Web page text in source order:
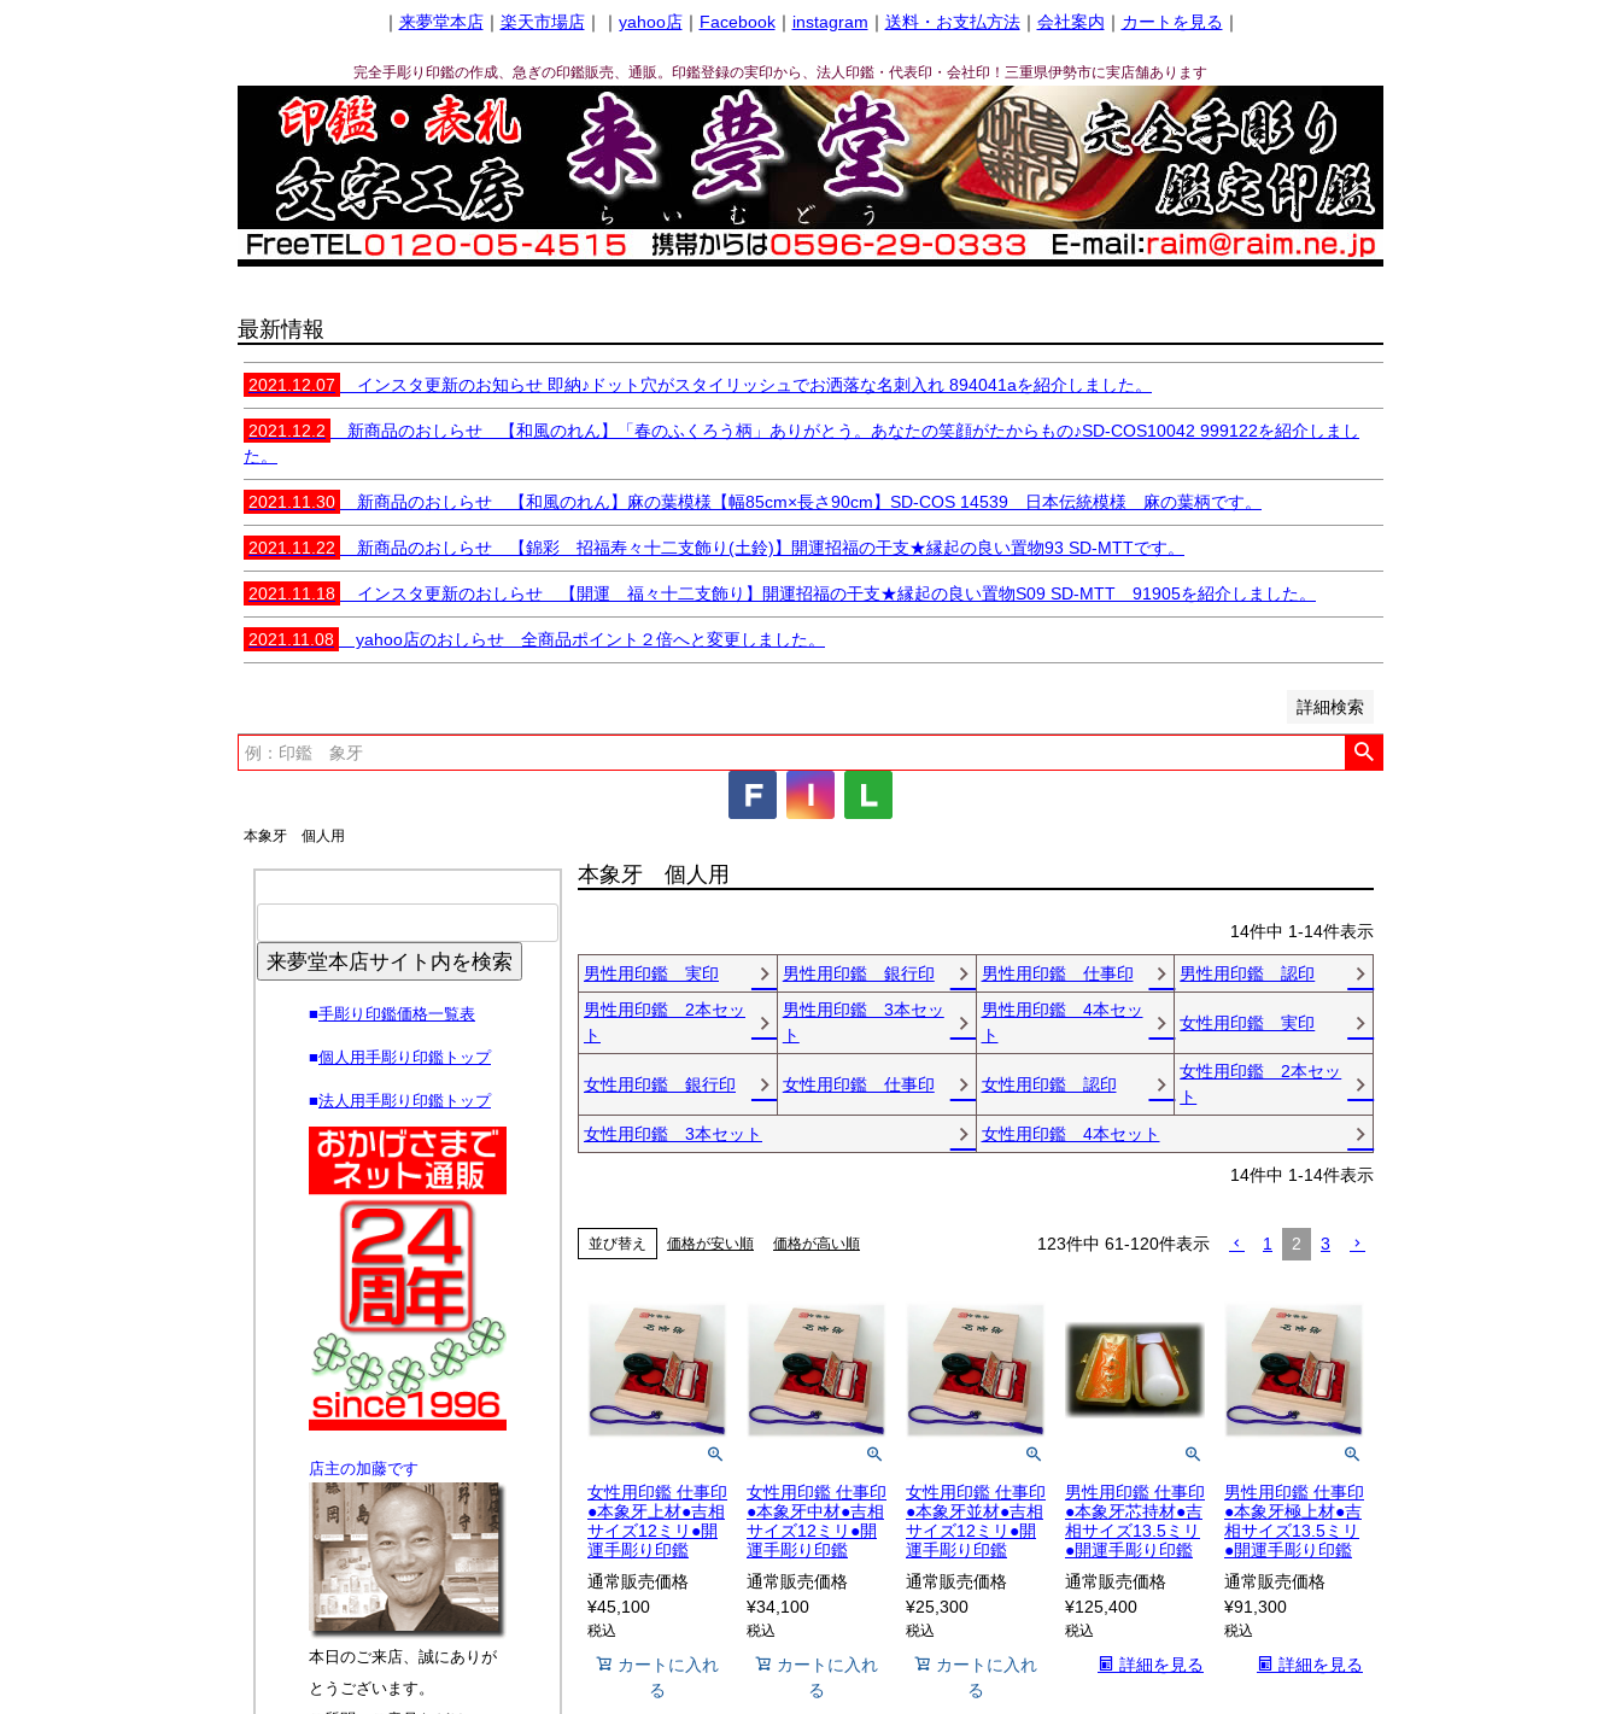
｜ 来夢堂本店｜ 楽天市場店｜｜ yahoo店｜ Facebook｜ instagram ｜ 送料・お支払方法｜ 会社案内 ｜ カートを見る ｜
完全手彫り印鑑の作成、急ぎの印鑑販売、通販。印鑑登録の実印から、法人印鑑・代表印・会社印！三重県伊勢市に実店舗あります
最新情報
2021.12.07 インスタ更新のお知らせ 即納♪ドット穴がスタイリッシュでお洒落な名刺入れ 894041aを紹介しました。
2021.12.2
新商品のおしらせ 【和風のれん】「春のふくろう柄」ありがとう。あなたの笑顔がたからもの♪SD-COS10042 999122を紹介しまし
た。
2021.11.30 新商品のおしらせ 【和風のれん】麻の葉模様【幅85cm×長さ90cm】SD-COS 14539 日本伝統模様 麻の葉柄です。
2021.11.22 新商品のおしらせ 【錦彩 招福寿々十二支飾り(土鈴)】開運招福の干支★縁起の良い置物93 SD-MTTです。
2021.11.18 インスタ更新のおしらせ 【開運 福々十二支飾り】開運招福の干支★縁起の良い置物S09 SD-MTT 91905を紹介しました。
2021.11.08 yahoo店のおしらせ 全商品ポイント２倍へと変更しました。
詳細検索
キーワード
価格
商品タグ
セール
限定 再入荷 翌日発送
在庫なし商品
在庫なし商品を表示しない
商品番号/JANコード
バンドル販売
予約商品
新着順
登録順 価格が安い順 価格が高い順
レビュー順
キーワードヒット順
本象牙 個人用
来夢堂本店サイト内を検索
■手彫り印鑑価格一覧表
■個人用手彫り印鑑トップ
■法人用手彫り印鑑トップ
店主の加藤です
本日のご来店、誠にありが
とうございます。
本象牙 個人用
14件中 1-14件表示
男性用印鑑 実印 男性用印鑑 銀行印 男性用印鑑 仕事印
男性用印鑑 認印
男性用印鑑 2本セッ
ト
男性用印鑑 3本セッ
ト
男性用印鑑 4本セッ
ト
女性用印鑑 実印
女性用印鑑 銀行印 女性用印鑑 仕事印 女性用印鑑 認印
女性用印鑑 2本セッ
ト
女性用印鑑 3本セット
女性用印鑑 4本セット
14件中 1-14件表示
並び替え 価格が安い順 価格が高い順 123件中 61-120件表示 1 2 3
女性用印鑑 仕事印
●本象牙上材●吉相
サイズ12ミリ●開
運手彫り印鑑
通常販売価格
¥45,100
税込
カートに入れ
る
女性用印鑑 仕事印
●本象牙中材●吉相
サイズ12ミリ●開
運手彫り印鑑
通常販売価格
¥34,100
税込
カートに入れ
る
女性用印鑑 仕事印
●本象牙並材●吉相
サイズ12ミリ●開
運手彫り印鑑
通常販売価格
¥25,300
税込
カートに入れ
る
男性用印鑑 仕事印
●本象牙芯持材●吉
相サイズ13.5ミリ
●開運手彫り印鑑
通常販売価格
¥125,400
税込
詳細を見る
男性用印鑑 仕事印
●本象牙極上材●吉
相サイズ13.5ミリ
●開運手彫り印鑑
通常販売価格
¥91,300
税込
詳細を見る